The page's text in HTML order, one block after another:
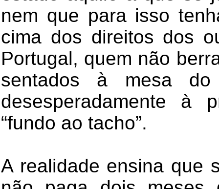
nem que para isso
cima dos direitos dos
Portugal, quem não
sentados à mesa do
desesperadamente à
“fundo ao tacho”.
A realidade ensina que